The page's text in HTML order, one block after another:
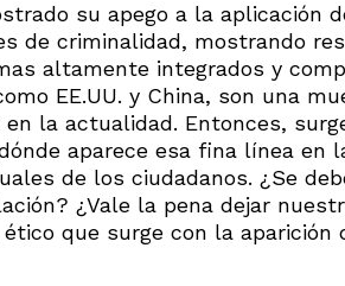
su apego a la aplicación
de criminalidad, mostrando
altamente integrados y
EE.UU. y China, son una
la actualidad. Entonces,
aparece esa fina línea en
de los ciudadanos. ¿Se
¿Vale la pena dejar
que surge con la aparición